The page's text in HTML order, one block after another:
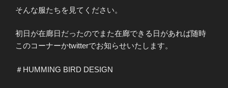
そんな服たちを見てください。
初日が在廊日だったのでまた在廊できる日があれば随時
このコーナーかtwitterでお知らせいたします。
＃HUMMING BIRD DESIGN